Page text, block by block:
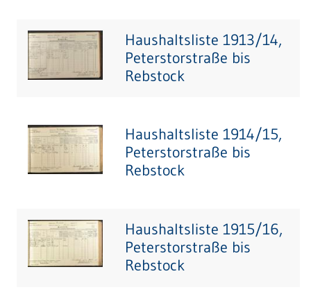
Haushaltsliste 1913/14,
Peterstorstraße bis
Rebstock
Haushaltsliste 1914/15,
Peterstorstraße bis
Rebstock
Haushaltsliste 1915/16,
Peterstorstraße bis
Rebstock